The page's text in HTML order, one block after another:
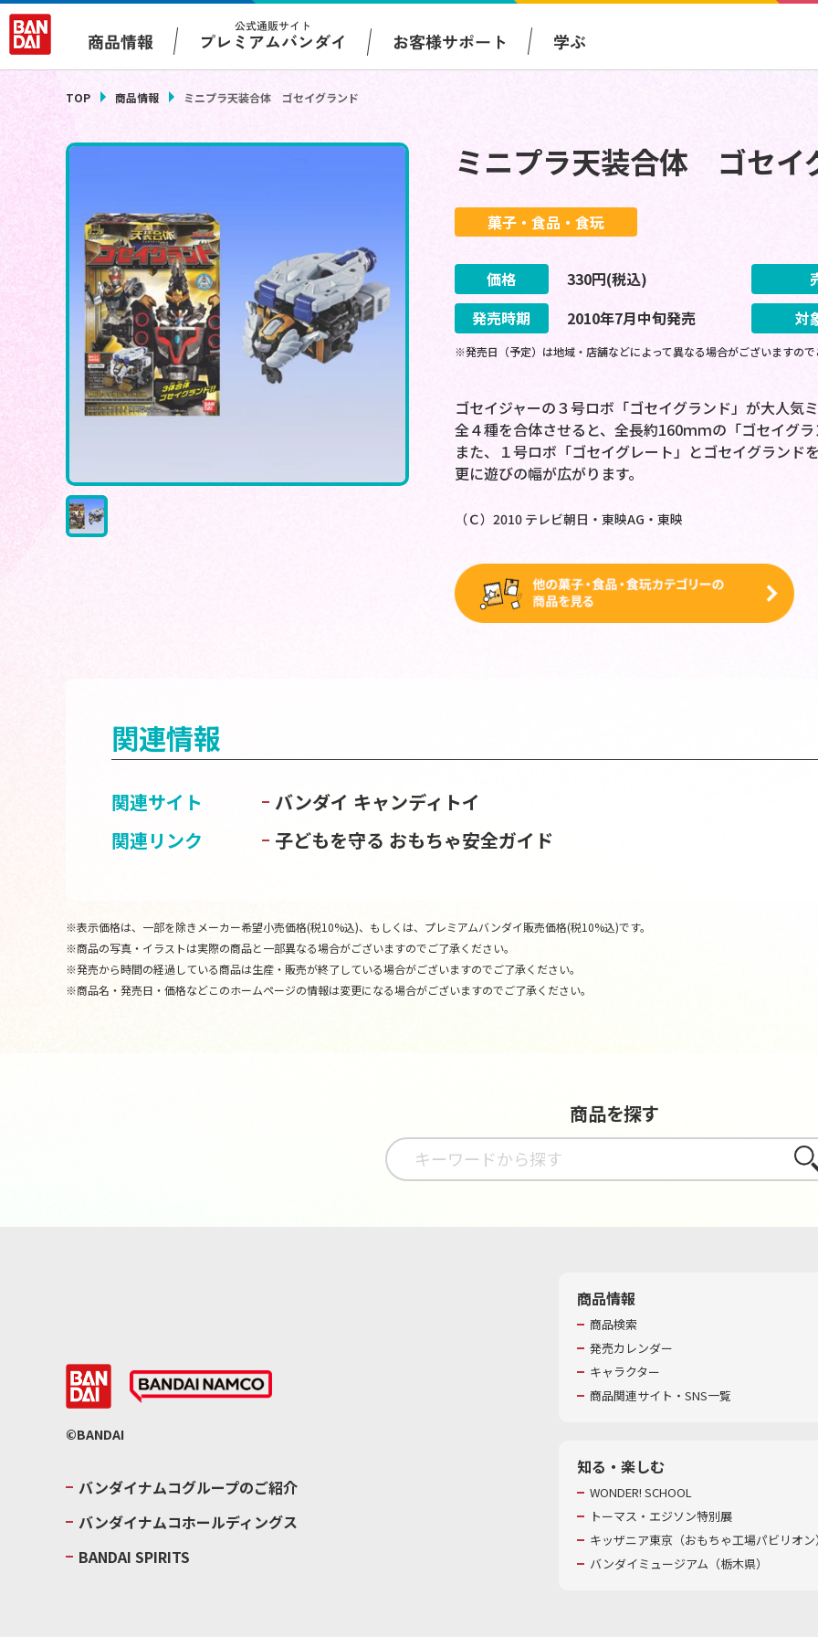
商品情報
公式通販サイト
プレミアムバンダイ お客様サポート 学ぶ
TOP 商品情報 ミニプラ天装合体 ゴセイグランド
ミニプラ天装合体 ゴセイ
菓子・食品・食玩
価格 330円(税込)
発売時期
2010年7月中旬発売 対
※発売日（予定）は地域・店舗などによって異なる場合がございますの
ゴセイジャーの３号ロボ「ゴセイグランド」が大人気
全４種を合体させると、全長約160ｍｍの「ゴセイグ
また、１号ロボ「ゴセイグレート」とゴセイグランド
更に遊びの幅が広がります。
（Ｃ）2010 テレビ朝日・東映AG・東映
関連情報
関連サイト
バンダイ キャンディトイ
関連リンク
子どもを守る おもちゃ安全ガイド
※表示価格は、一部を除きメーカー希望小売価格(税10%込)、もしくは、プレミアムバンダイ販売価格(税10%込)です。
※商品の写真・イラストは実際の商品と一部異なる場合がございますのでご了承ください。
※発売から時間の経過している商品は生産・販売が終了している場合がございますのでご了承ください。
※商品名・発売日・価格などこのホームページの情報は変更になる場合がございますのでご了承ください。
商品を探す
さが
©BANDAI
バンダイナムコグループのご紹介
バンダイナムコホールディングス
BANDAI SPIRITS
商品情報
商品検索
発売カレンダー
キャラクター
商品関連サイト・SNS一覧
知る・楽しむ
WONDER! SCHOOL
トーマス・エジソン特別展
キッザニア東京（おもちゃ工場パビリオ
バンダイミュージアム（栃木県）